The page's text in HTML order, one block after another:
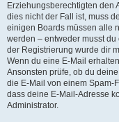
Erziehungsberechtigten den
dies nicht der Fall ist, muss
einigen Boards müssen alle
werden – entweder musst
der Registrierung wurde dir
Wenn du eine E-Mail
Ansonsten prüfe, ob du
die E-Mail von einem Spam-
dass deine E-Mail-Adresse
Administrator.